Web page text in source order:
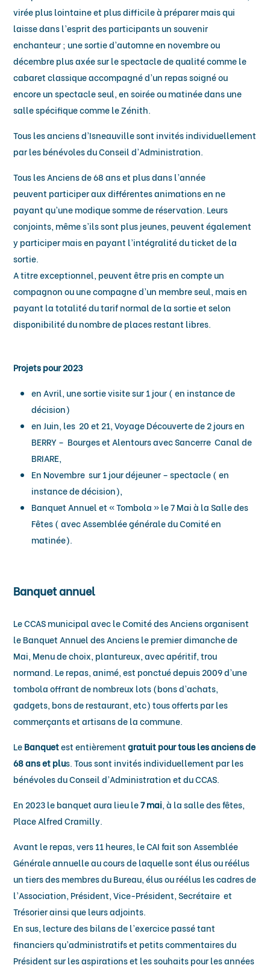
virée plus lointaine et plus difficile à préparer mais qui
laisse dans l’esprit des participants un souvenir
enchanteur ; une sortie d’automne en novembre ou
décembre plus axée sur le spectacle de qualité comme le
cabaret classique accompagné d’un repas soigné ou
encore un spectacle seul, en soirée ou matinée dans une
salle spécifique comme le Zénith.
Tous les anciens d’Isneauville sont invités individuellement
par les bénévoles du Conseil d’Administration.
Tous les Anciens de 68 ans et plus dans l’année
peuvent participer aux différentes animations en ne
payant qu’une modique somme de réservation. Leurs
conjoints, même s’ils sont plus jeunes, peuvent également
y participer mais en payant l’intégralité du ticket de la
sortie.
A titre exceptionnel, peuvent être pris en compte un
compagnon ou une compagne d’un membre seul, mais en
payant la totalité du tarif normal de la sortie et selon
disponibilité du nombre de places restant libres.
Projets pour 2023
en Avril, une sortie visite sur 1 jour ( en instance de
décision)
en Juin, les 20 et 21, Voyage Découverte de 2 jours en
BERRY – Bourges et Alentours avec Sancerre Canal de
BRIARE,
En Novembre sur 1 jour déjeuner – spectacle ( en
instance de décision),
Banquet Annuel et « Tombola » le 7 Mai à la Salle des
Fêtes ( avec Assemblée générale du Comité en
matinée).
Banquet annuel
Le CCAS municipal avec le Comité des Anciens organisent
le Banquet Annuel des Anciens le premier dimanche de
Mai, Menu de choix, plantureux, avec apéritif, trou
normand. Le repas, animé, est ponctué depuis 2009 d’une
tombola offrant de nombreux lots (bons d’achats,
gadgets, bons de restaurant, etc) tous offerts par les
commerçants et artisans de la commune.
LeBanquetest entièrementgratuit pour tous les anciens de
68 ans et plus. Tous sont invités individuellement par les
bénévoles du Conseil d’Administration et du CCAS.
En 2023 le banquet aura lieu le7 mai, à la salle des fêtes,
Place Alfred Cramilly.
Avant le repas, vers 11 heures, le CAI fait son Assemblée
Générale annuelle au cours de laquelle sont élus ou réélus
un tiers des membres du Bureau, élus ou réélus les cadres de
l’Association, Président, Vice-Président, Secrétaire et
Trésorier ainsi que leurs adjoints.
En sus, lecture des bilans de l’exercice passé tant
financiers qu’administratifs et petits commentaires du
Président sur les aspirations et les souhaits pour les années